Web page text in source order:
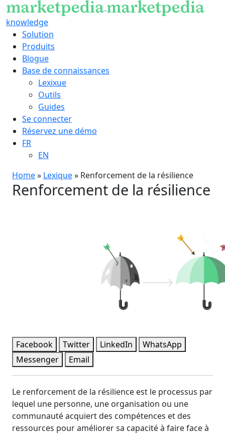
knowledge
Solution
Produits
Blogue
Base de connaissances
Lexixue
Outils
Guides
Se connecter
Réservez une démo
FR
EN
Home» Lexique» Renforcement de la résilience
Renforcement de la résilience
Facebook Twitter LinkedIn
WhatsApp
Messenger
Email
Le renforcement de la résilience est le processus par
lequel une personne, une organisation ou une
communauté acquiert des compétences et des
ressources pour améliorer sa capacité à faire face à